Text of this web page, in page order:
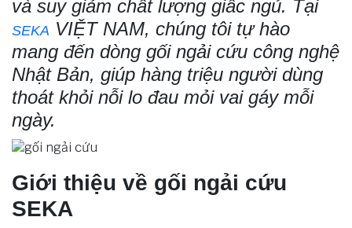
và suy giảm chất lượng giấc ngủ. Tại
SEKA VIỆT NAM, chúng tôi tự hào
mang đến dòng gối ngải cứu công nghệ
Nhật Bản, giúp hàng triệu người dùng
thoát khỏi nỗi lo đau mỏi vai gáy mỗi
ngày.
Giới thiệu về gối ngải cứu
SEKA